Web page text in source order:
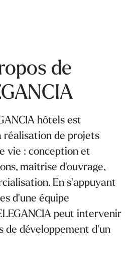
de
hôtels est
réalisation de projets
vie : conception et
maîtrise d'ouvrage,
En s'appuyant
d'une équipe
peut intervenir
de développement d'un